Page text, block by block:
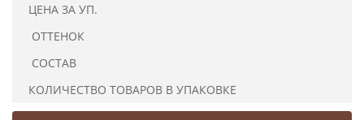
ЦЕНА ЗА УП.
ОТТЕНОК
СОСТАВ
КОЛИЧЕСТВО ТОВАРОВ В УПАКОВКЕ